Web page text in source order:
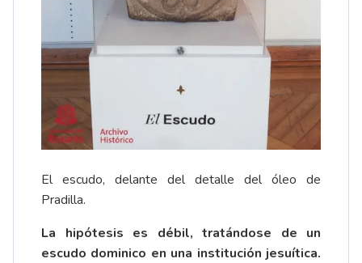
El escudo, delante del detalle del óleo de
Pradilla.
La hipótesis es débil, tratándose de un
escudo dominico en una institución jesuítica.